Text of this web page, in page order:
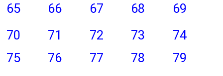
65
66 67 68
69
70
71 72 73
74
75
76 77 78
79